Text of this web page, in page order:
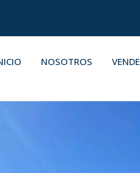
NOSOTROS VENDE